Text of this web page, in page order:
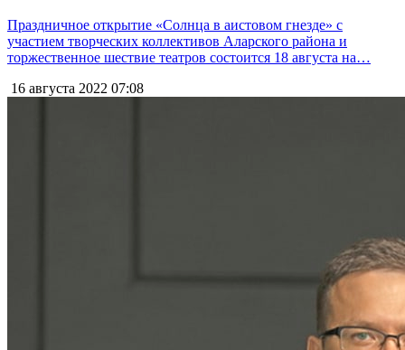
Праздничное открытие «Солнца в аистовом гнезде» с
участием творческих коллективов Аларского района и
торжественное шествие театров состоится 18 августа на…
16 августа 2022 07:08